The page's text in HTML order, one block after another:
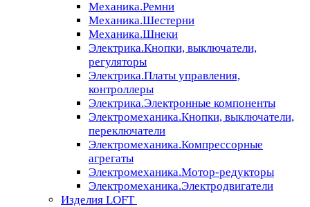
Механика.Ремни
Механика.Шестерни
Механика.Шнеки
Электрика.Кнопки, выключатели,
регуляторы
Электрика.Платы управления,
контроллеры
Электрика.Электронные компоненты
Электромеханика.Кнопки, выключатели,
переключатели
Электромеханика.Компрессорные
агрегаты
Электромеханика.Мотор-редукторы
Электромеханика.Электродвигатели
Изделия LOFT